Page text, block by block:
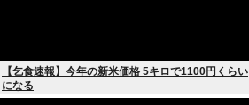
【乞食速報】今年の新米価格 5キロで1100円くらい
になる